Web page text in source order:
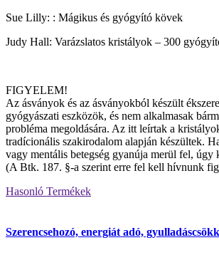
Sue Lilly: : Mágikus és gyógyító kövek
Judy Hall: Varázslatos kristályok – 300
FIGYELEM!
Az ásványok és az ásványokból készült
gyógyászati eszközök, és nem alkalmasak
probléma megoldására. Az itt leírtak a
tradícionális szakirodalom alapján készültek.
vagy mentális betegség gyanúja merül fel, úgy
(A Btk. 187. §-a szerint erre fel kell hívnunk
Hasonló Termékek
Szerencsehozó, energiát adó,